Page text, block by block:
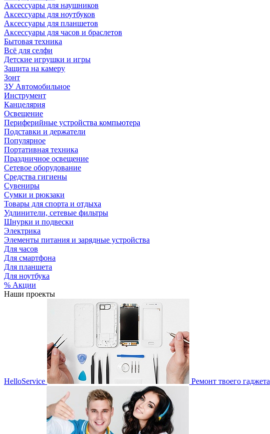
Аксессуары для наушников
Аксессуары для ноутбуков
Аксессуары для планшетов
Аксессуары для часов и браслетов
Бытовая техника
Всё для селфи
Детские игрушки и игры
Защита на камеру
Зонт
ЗУ Автомобильное
Инструмент
Канцелярия
Освещение
Периферийные устройства компьютера
Подставки и держатели
Популярное
Портативная техника
Праздничное освещение
Сетевое оборудование
Средства гигиены
Сувениры
Сумки и рюкзаки
Товары для спорта и отдыха
Удлинители, сетевые фильтры
Шнурки и подвески
Электрика
Элементы питания и зарядные устройства
Для часов
Для смартфона
Для планшета
Для ноутбука
% Акции
Наши проекты
HelloService Ремонт твоего гаджета